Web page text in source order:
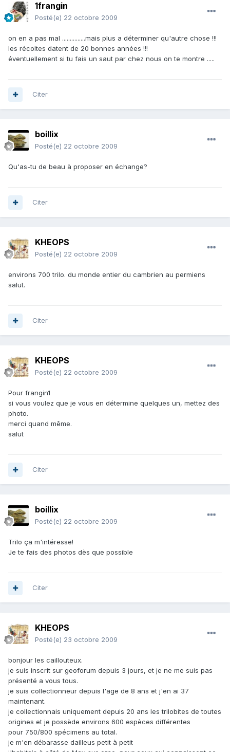
1frangin
Posté(e) 22 octobre 2009
on en a pas mal ...............mais plus a déterminer qu'autre chose !!!
les récoltes datent de 20 bonnes années !!!
éventuellement si tu fais un saut par chez nous on te montre .....
Citer
boillix
Posté(e) 22 octobre 2009
Qu'as-tu de beau à proposer en échange?
Citer
KHEOPS
Posté(e) 22 octobre 2009
environs 700 trilo. du monde entier du cambrien au permiens
salut.
Citer
KHEOPS
Posté(e) 22 octobre 2009
Pour frangin1
si vous voulez que je vous en détermine quelques un, mettez des
photo.
merci quand même.
salut
Citer
boillix
Posté(e) 22 octobre 2009
Trilo ça m'intéresse!
Je te fais des photos dès que possible
Citer
KHEOPS
Posté(e) 23 octobre 2009
bonjour les caillouteux.
je suis inscrit sur geoforum depuis 3 jours, et je ne me suis pas
présenté a vous tous.
je suis collectionneur depuis l'age de 8 ans et j'en ai 37
maintenant.
je collectionnais uniquement depuis 20 ans les trilobites de toutes
origines et je possède environs 600 espèces différentes
pour 750/800 spécimens au total.
je m'en débarasse dailleus petit à petit